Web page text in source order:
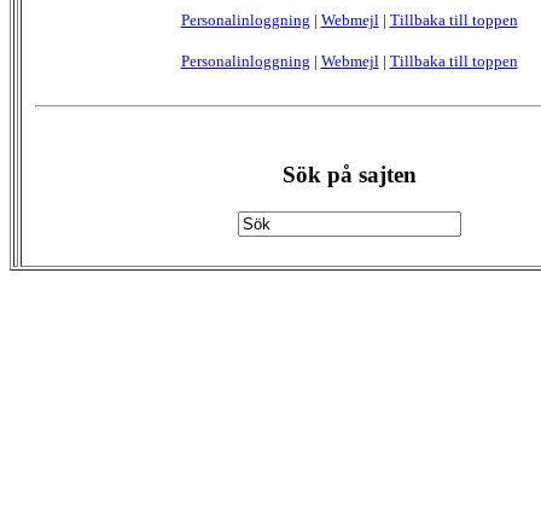
Personalinloggning | Webmejl| Tillbaka till toppen
Personalinloggning | Webmejl| Tillbaka till toppen
Sök på sajten